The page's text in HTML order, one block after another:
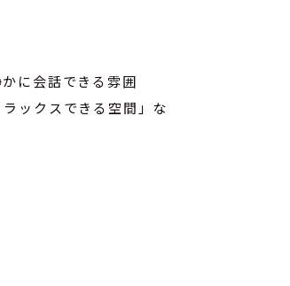
に会話できる雰囲
ックスできる空間」な